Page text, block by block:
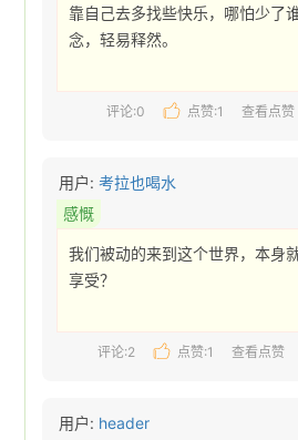
靠自己去多找些快乐，哪怕少了
念，轻易释然。
评论:0 点赞:1 查看点赞
用户:考拉也喝水
感慨
我们被动的来到这个世界，本身
享受？
评论:2 点赞:1 查看点赞
用户: header